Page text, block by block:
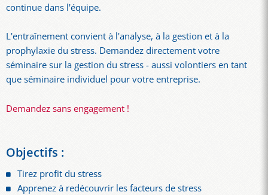
continue dans l'équipe.
L'entraînement convient à l'analyse, à la gestion et à la
prophylaxie du stress. Demandez directement votre
séminaire sur la gestion du stress - aussi volontiers en tant
que séminaire individuel pour votre entreprise.
Demandez sans engagement !
Objectifs :
Tirez profit du stress
Apprenez à redécouvrir les facteurs de stress